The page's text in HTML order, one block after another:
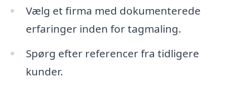
Vælg et firma med dokumenterede
erfaringer inden for tagmaling.
Spørg efter referencer fra tidligere
kunder.